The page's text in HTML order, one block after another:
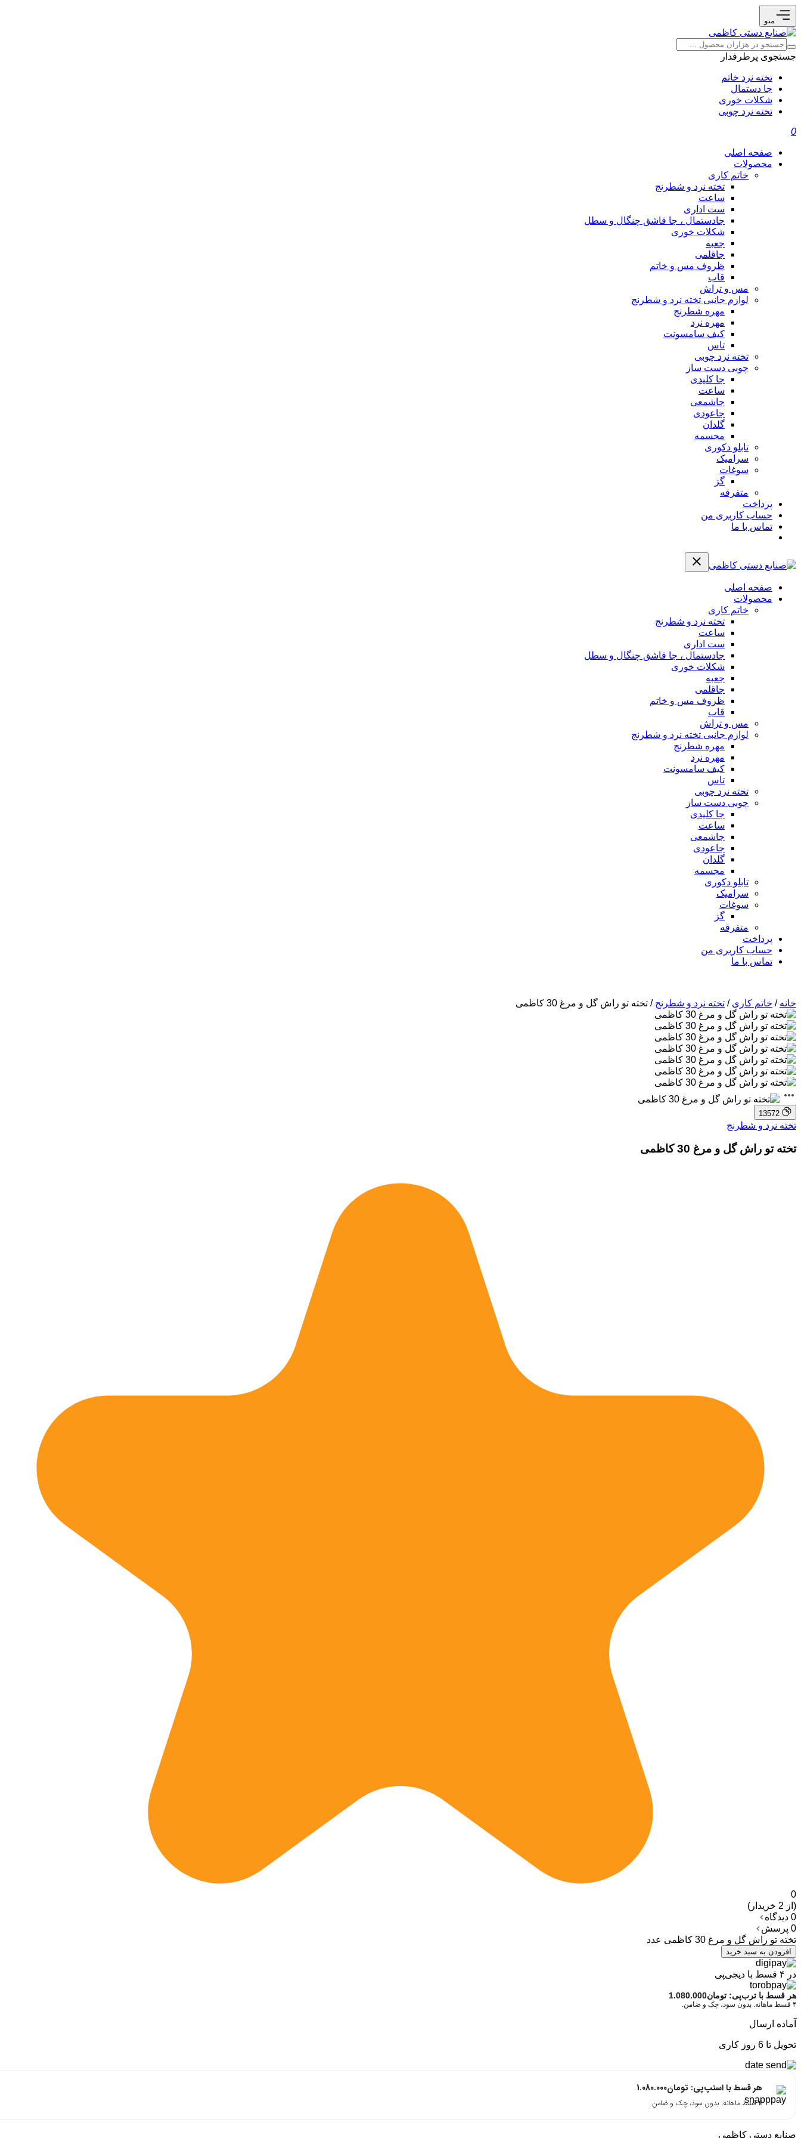
منو
جستجوی پرطرفدار
تخته نرد خاتم
جا دستمال
شکلات خوری
تخته نرد چوبی
0
صفحه اصلی
محصولات
خاتم کاری
تخته نرد و شطرنج
ساعت
ست اداری
جادستمال ، جا قاشق چنگال و سطل
شکلات خوری
جعبه
جاقلمی
ظروف مس و خاتم
قاب
مس و تراش
لوازم جانبی تخته نرد و شطرنج
مهره شطرنج
مهره نرد
کیف سامسونت
تاس
تخته نرد چوبی
چوبی دست ساز
جا کلیدی
ساعت
جاشمعی
جاعودی
گلدان
مجسمه
تابلو دکوری
سرامیک
سوغات
گز
متفرقه
پرداخت
حساب کاربری من
تماس با ما
صفحه اصلی
محصولات
خاتم کاری
تخته نرد و شطرنج
ساعت
ست اداری
جادستمال ، جا قاشق چنگال و سطل
شکلات خوری
جعبه
جاقلمی
ظروف مس و خاتم
قاب
مس و تراش
لوازم جانبی تخته نرد و شطرنج
مهره شطرنج
مهره نرد
کیف سامسونت
تاس
تخته نرد چوبی
چوبی دست ساز
جا کلیدی
ساعت
جاشمعی
جاعودی
گلدان
مجسمه
تابلو دکوری
سرامیک
سوغات
گز
متفرقه
پرداخت
حساب کاربری من
تماس با ما
خانه / خاتم کاری / تخته نرد و شطرنج / تخته تو راش گل و مرغ 30 کاظمی
13572
تخته نرد و شطرنج
تخته تو راش گل و مرغ 30 کاظمی
0
(از 2 خریدار)
0 دیدگاه
0 پرسش
تخته تو راش گل و مرغ 30 کاظمی عدد
افزودن به سبد خرید
در ۴ قسط با دیجی‌پی
هر قسط با ترب‌پی: تومان1.080.000
۴ قسط ماهانه. بدون سود، چک و ضامن.
آماده ارسال
تحویل تا 6 روز کاری
هر قسط با اسنپ‌پی: تومان1.080.000
۴ قسط ماهانه. بدون سود، چک و ضامن.
صنایع دستی کاظمی